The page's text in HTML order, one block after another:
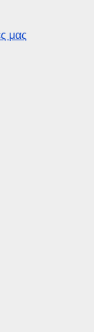
μας